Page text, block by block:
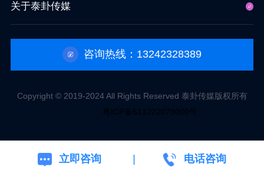
关于泰卦传媒
咨询热线：13242328389
Copyright © 2019-2024 All Rights Reserved 泰卦传媒版权所有
粤ICP备511222079000号
立即咨询 电话咨询